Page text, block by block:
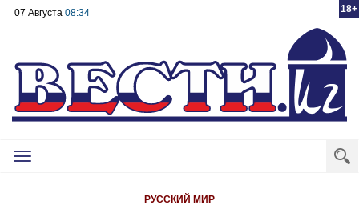
18+
07 Августа 08:34
Toggle
РУССКИЙ МИР